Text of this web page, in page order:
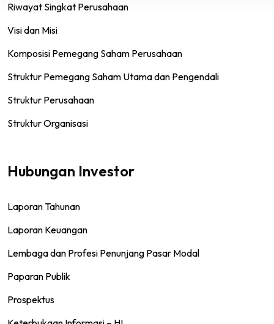
Riwayat Singkat Perusahaan
Visi dan Misi
Komposisi Pemegang Saham Perusahaan
Struktur Pemegang Saham Utama dan Pengendali
Struktur Perusahaan
Struktur Organisasi
Hubungan Investor
Laporan Tahunan
Laporan Keuangan
Lembaga dan Profesi Penunjang Pasar Modal
Paparan Publik
Prospektus